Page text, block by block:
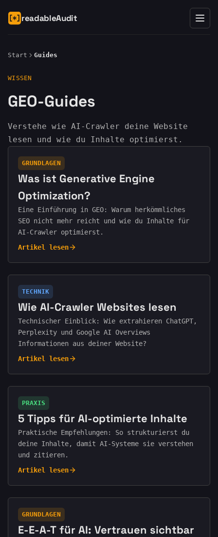
readableAudit
Start Guides
WISSEN
GEO-Guides
Verstehe wie AI-Crawler deine Website
lesen und wie du Inhalte optimierst.
GRUNDLAGEN
Was ist Generative Engine
Optimization?
Eine Einführung in GEO: Warum herkömmliches
SEO nicht mehr reicht und wie du Inhalte für
AI-Crawler optimierst.
Artikel lesen
TECHNIK
Wie AI-Crawler Websites lesen
Technischer Einblick: Wie extrahieren ChatGPT,
Perplexity und Google AI Overviews
Informationen aus deiner Website?
Artikel lesen
PRAXIS
5 Tipps für AI-optimierte Inhalte
Praktische Empfehlungen: So strukturierst du
deine Inhalte, damit AI-Systeme sie verstehen
und zitieren.
Artikel lesen
GRUNDLAGEN
E-E-A-T für AI: Vertrauen sichtbar